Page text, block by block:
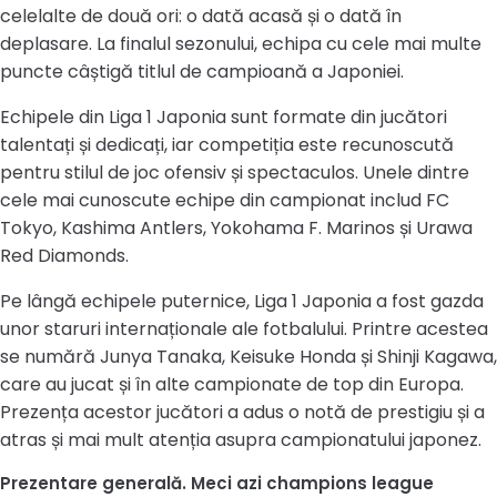
celelalte de două ori: o dată acasă și o dată în
deplasare. La finalul sezonului, echipa cu cele mai multe
puncte câștigă titlul de campioană a Japoniei.
Echipele din Liga 1 Japonia sunt formate din jucători
talentați și dedicați, iar competiția este recunoscută
pentru stilul de joc ofensiv și spectaculos. Unele dintre
cele mai cunoscute echipe din campionat includ FC
Tokyo, Kashima Antlers, Yokohama F. Marinos și Urawa
Red Diamonds.
Pe lângă echipele puternice, Liga 1 Japonia a fost gazda
unor staruri internaționale ale fotbalului. Printre acestea
se numără Junya Tanaka, Keisuke Honda și Shinji Kagawa,
care au jucat și în alte campionate de top din Europa.
Prezența acestor jucători a adus o notă de prestigiu și a
atras și mai mult atenția asupra campionatului japonez.
Prezentare generală. Meci azi champions league